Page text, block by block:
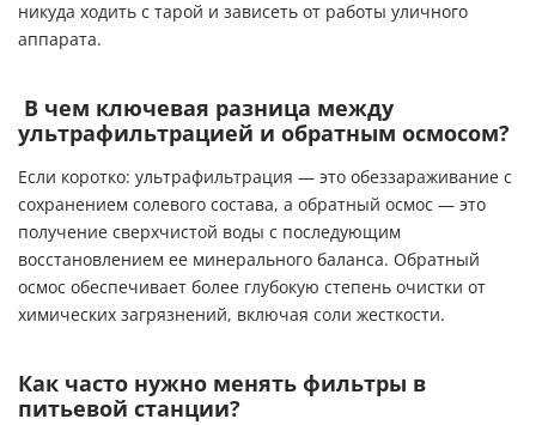
никуда ходить с тарой и зависеть от работы уличного
аппарата.
В чем ключевая разница между
ультрафильтрацией и обратным осмосом?
Если коротко: ультрафильтрация — это обеззараживание с
сохранением солевого состава, а обратный осмос — это
получение сверхчистой воды с последующим
восстановлением ее минерального баланса. Обратный
осмос обеспечивает более глубокую степень очистки от
химических загрязнений, включая соли жесткости.
Как часто нужно менять фильтры в
питьевой станции?